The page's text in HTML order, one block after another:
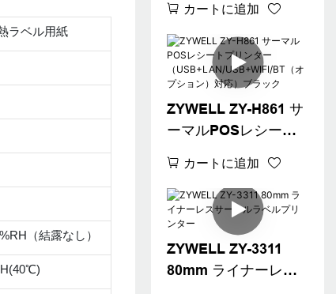
動カッター付き）
カートに追加
ZYWELL ZY-H861 サ
ーマルPOSレシート
（USB+LAN/USB+W
IFI/BT（オプション）
対応）ブラック
カートに追加
ZYWELL ZY-3311
80mm ライナーレス
ラベル用紙
（結露なし）